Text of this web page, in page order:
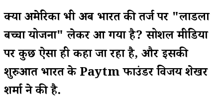
क्या अमेरिका भी अब भारत की तर्ज पर "लाडला
बच्चा योजना" लेकर आ गया है? सोशल मीडिया
पर कुछ ऐसा ही कहा जा रहा है, और इसकी
शुरुआत भारत के Paytm फाउंडर विजय शेखर
शर्मा ने की है.